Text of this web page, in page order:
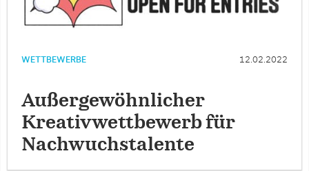
WETTBEWERBE 12.02.2022
Außergewöhnlicher
Kreativwettbewerb für
Nachwuchstalente